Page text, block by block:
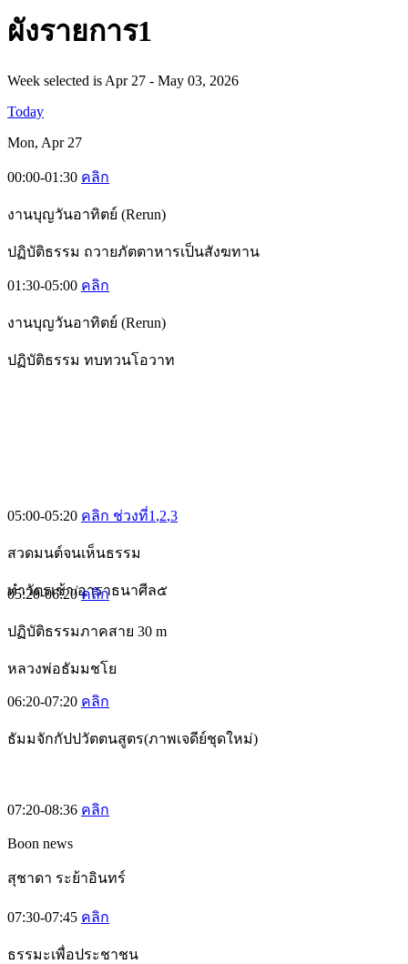
ผังรายการ1
Week selected is Apr 27 - May 03, 2026
Today
Mon, Apr 27
00:00-01:30 คลิก
งานบุญวันอาทิตย์ (Rerun)
ปฏิบัติธรรม ถวายภัตตาหารเป็นสังฆทาน
01:30-05:00 คลิก
งานบุญวันอาทิตย์ (Rerun)
ปฏิบัติธรรม ทบทวนโอวาท
05:00-05:20 คลิก ช่วงที่1 ,2,3
สวดมนต์จนเห็นธรรม
ทำวัตรเช้า/อาราธนาศีล๕
05:20-06:20คลิก
ปฏิบัติธรรมภาคสาย 30 m
หลวงพ่อธัมมชโย
06:20-07:20 คลิก
ธัมมจักกัปปวัตตนสูตร(ภาพเจดีย์ชุดใหม่)
07:20-08:36 คลิก
Boon news
สุชาดา ระย้าอินทร์
07:30-07:45 คลิก
ธรรมะเพื่อประชาชน